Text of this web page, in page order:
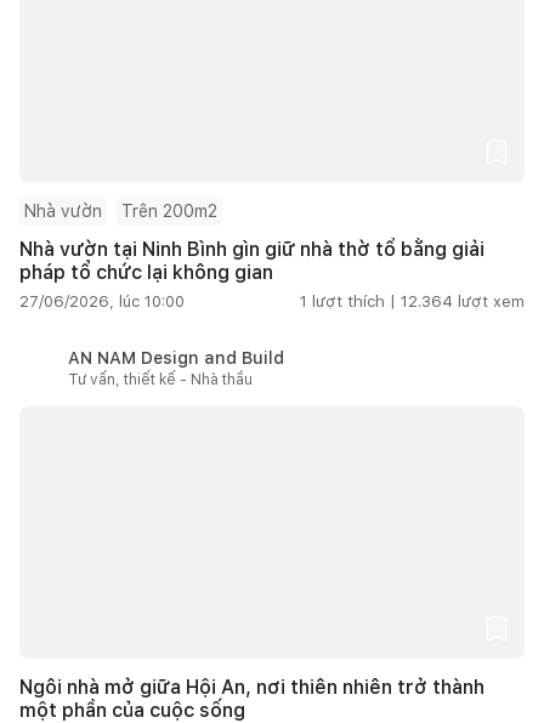
Nhà vườn Trên 200m2
Nhà vườn tại Ninh Bình gìn giữ nhà thờ tổ bằng giải
pháp tổ chức lại không gian
27/06/2026, lúc 10:00 1 lượt thích | 12.364 lượt xem
AN NAM Design and Build
Tư vấn, thiết kế - Nhà thầu
Ngôi nhà mở giữa Hội An, nơi thiên nhiên trở thành
một phần của cuộc sống